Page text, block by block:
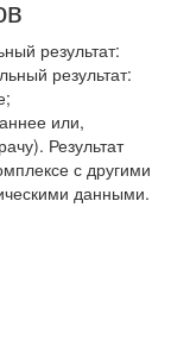
результат:
результат:
или,
Результат
с другими
данными.